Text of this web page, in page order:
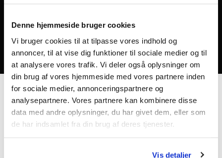
Denne hjemmeside bruger cookies
Vi bruger cookies til at tilpasse vores indhold og
annoncer, til at vise dig funktioner til sociale medier og til
at analysere vores trafik. Vi deler også oplysninger om
din brug af vores hjemmeside med vores partnere inden
for sociale medier, annonceringspartnere og
analysepartnere. Vores partnere kan kombinere disse
data med andre oplysninger, du har givet dem, eller som
de har indsamlet fra din brug af deres tjenester.
Vis detaljer
fitnessinstruktør/personlig træner. Volleyball-instruktør.
Træner og spiller på det lokale volleyball-hold samt træner
børnehold (kids/teens). Spiller desuden lidt tennis og golf,
når der er tid til det.
Underviser i
Boldspil Beachsport
Brætspil